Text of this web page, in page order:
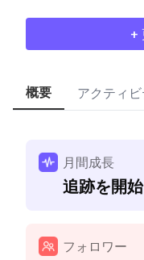
+
概要 アクティ
月間成長
追跡を開
フォロワー